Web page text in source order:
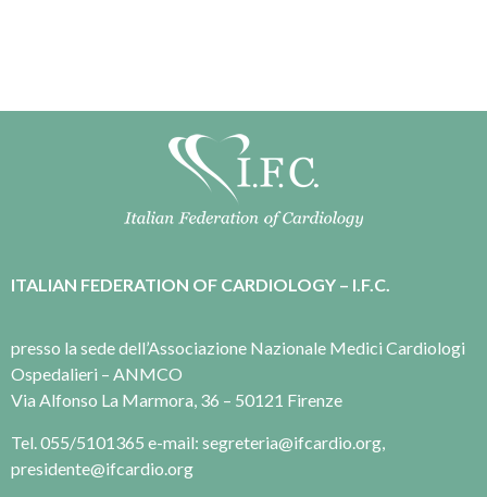
ITALIAN FEDERATION OF CARDIOLOGY – I.F.C.
presso la sede dell’Associazione Nazionale Medici Cardiologi
Ospedalieri – ANMCO
Via Alfonso La Marmora, 36 – 50121 Firenze
Tel. 055/5101365 e-mail: segreteria@ifcardio.org,
presidente@ifcardio.org